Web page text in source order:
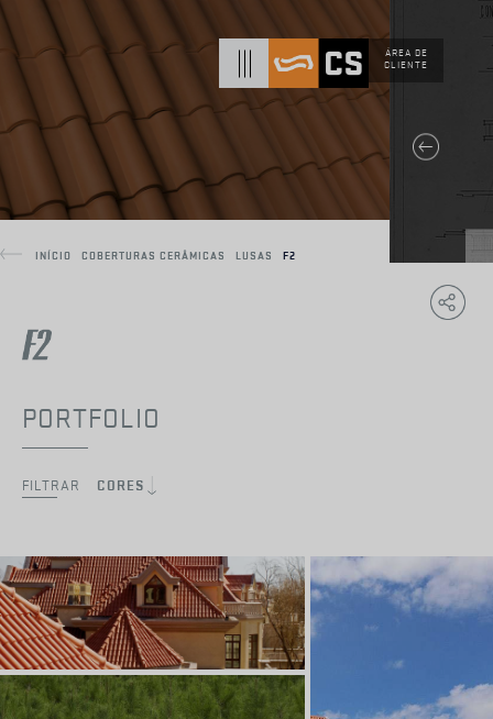
ÁREA DE
CLIENTE
INÍCIO COBERTURAS CERÂMICAS LUSAS F2
Copy
Link
PORTFOLIO
FILTRAR CORES